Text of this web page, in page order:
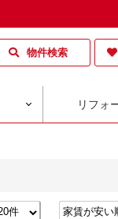
物件検索
リフォ